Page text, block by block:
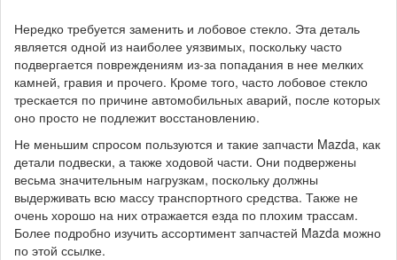
Нередко требуется заменить и лобовое стекло. Эта деталь
является одной из наиболее уязвимых, поскольку часто
подвергается повреждениям из-за попадания в нее мелких
камней, гравия и прочего. Кроме того, часто лобовое стекло
трескается по причине автомобильных аварий, после которых
оно просто не подлежит восстановлению.
Не меньшим спросом пользуются и такие запчасти Mazda, как
детали подвески, а также ходовой части. Они подвержены
весьма значительным нагрузкам, поскольку должны
выдерживать всю массу транспортного средства. Также не
очень хорошо на них отражается езда по плохим трассам.
Более подробно изучить ассортимент запчастей Mazda можно
по этой ссылке.